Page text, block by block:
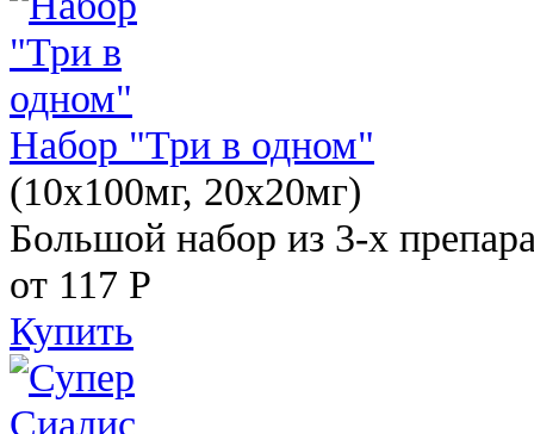
Набор "Три в одном"
(10x100мг, 20x20мг)
Большой набор из 3-х
от 117 Р
Купить